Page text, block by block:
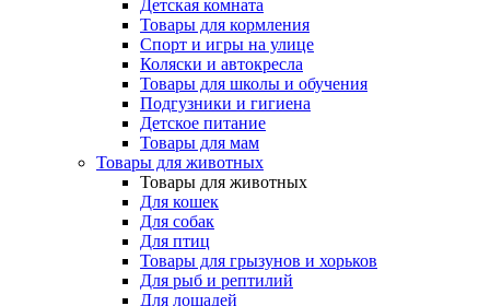
Детская комната
Товары для кормления
Спорт и игры на улице
Коляски и автокресла
Товары для школы и обучения
Подгузники и гигиена
Детское питание
Товары для мам
Товары для животных
Товары для животных
Для кошек
Для собак
Для птиц
Товары для грызунов и хорьков
Для рыб и рептилий
Для лошадей